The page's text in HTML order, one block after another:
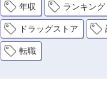
年収 ランキング
ドラッグストア
転職